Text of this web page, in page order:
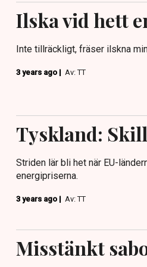
Ilska vid hett
Inte tillräckligt, fräser ilskna
3 years ago | Av: TT
Tyskland:
Striden lär bli het när EU-
energipriserna.
3 years ago | Av: TT
Misstänkt